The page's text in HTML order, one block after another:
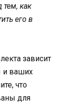
тем, как
его в
зависит
и ваших
что
для